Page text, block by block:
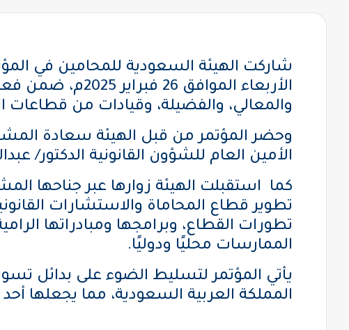
شاركت الهيئة السعودية للمحامين في
الأربعاء
والمعالي، والفضيلة، وقيادات من قطاعات
وحضر المؤتمر من قبل الهيئة سعادة
الأمين العام للشؤون القانونية الدكتور/
كما استقبلت الهيئة زوارها عبر جناحها
تطوير قطاع المحاماة والاستشارات
تطورات القطاع، وبرامجها ومبادراتها
الممارسات محليًا ودوليًا.
يأتي المؤتمر لتسليط الضوء على بدائل
المملكة العربية السعودية، مما يجعلها